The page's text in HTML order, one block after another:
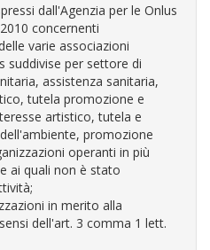
dall'Agenzia per le Onlus
concernenti
varie associazioni
suddivise per settore di
assistenza sanitaria,
tutela promozione e
artistico, tutela e
promozione
operanti in più
ai quali non è stato
in merito alla
dell'art. 3 comma 1 lett.